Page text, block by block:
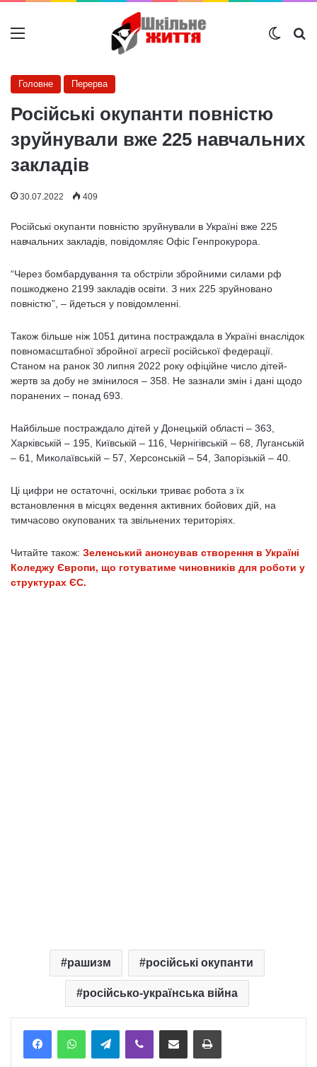
Меню
Головне Перерва
Російські окупанти повністю
зруйнували вже 225 навчальних
закладів
30.07.2022 409
Російські окупанти повністю зруйнували в Україні вже 225
навчальних закладів, повідомляє Офіс Генпрокурора.
“Через бомбардування та обстріли збройними силами рф
пошкоджено 2199 закладів освіти. З них 225 зруйновано
повністю”, – йдеться у повідомленні.
Також більше ніж 1051 дитина постраждала в Україні внаслідок
повномасштабної збройної агресії російської федерації.
Станом на ранок 30 липня 2022 року офіційне число дітей-
жертв за добу не змінилося – 358. Не зазнали змін і дані щодо
поранених – понад 693.
Найбільше постраждало дітей у Донецькій області – 363,
Харківській – 195, Київській – 116, Чернігівській – 68, Луганській
– 61, Миколаївській – 57, Херсонській – 54, Запорізькій – 40.
Ці цифри не остаточні, оскільки триває робота з їх
встановлення в місцях ведення активних бойових дій, на
тимчасово окупованих та звільнених територіях.
Читайте також: Зеленський анонсував створення в Україні
Коледжу Європи, що готуватиме чиновників для роботи у
структурах ЄС.
рашизм російські окупанти
російсько-українська війна
TelegramViber Надіслати електронною поштоюНадрукувати